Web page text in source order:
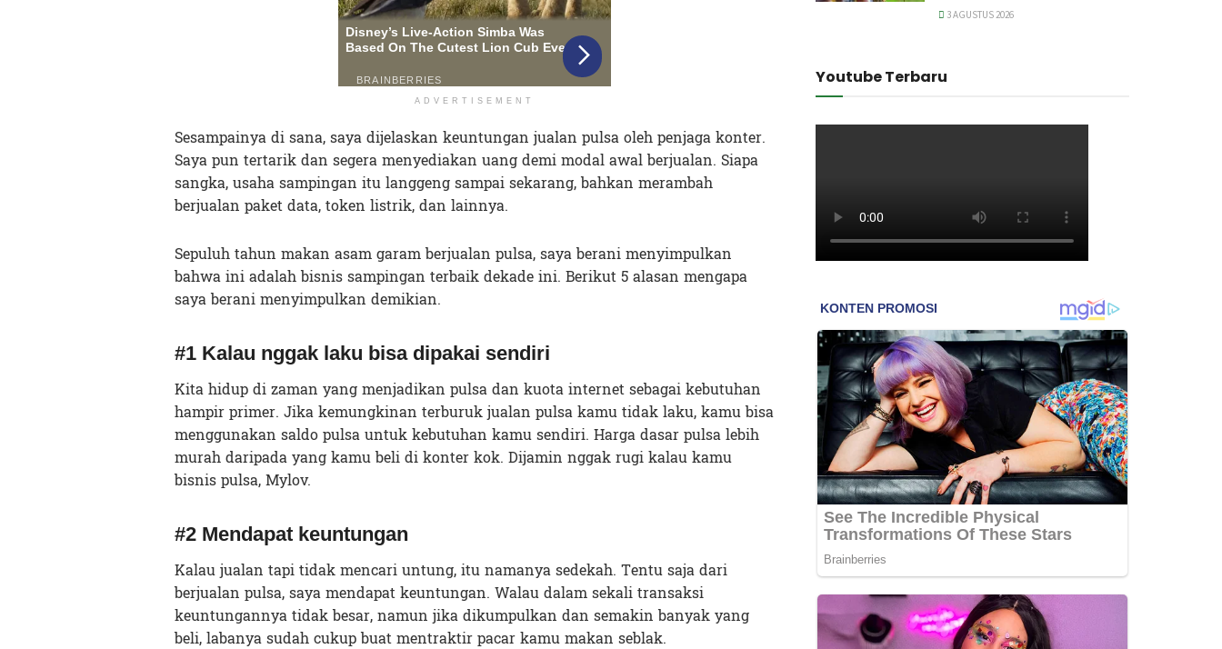
ADVERTISEMENT
Sesampainya di sana, saya dijelaskan keuntungan jualan pulsa oleh penjaga konter.
Saya pun tertarik dan segera menyediakan uang demi modal awal berjualan. Siapa
sangka, usaha sampingan itu langgeng sampai sekarang, bahkan merambah
berjualan paket data, token listrik, dan lainnya.
Sepuluh tahun makan asam garam berjualan pulsa, saya berani menyimpulkan
bahwa ini adalah bisnis sampingan terbaik dekade ini. Berikut 5 alasan mengapa
saya berani menyimpulkan demikian.
#1 Kalau nggak laku bisa dipakai sendiri
Kita hidup di zaman yang menjadikan pulsa dan kuota internet sebagai kebutuhan
hampir primer. Jika kemungkinan terburuk jualan pulsa kamu tidak laku, kamu bisa
menggunakan saldo pulsa untuk kebutuhan kamu sendiri. Harga dasar pulsa lebih
murah daripada yang kamu beli di konter kok. Dijamin nggak rugi kalau kamu
bisnis pulsa, Mylov.
#2 Mendapat keuntungan
Kalau jualan tapi tidak mencari untung, itu namanya sedekah. Tentu saja dari
berjualan pulsa, saya mendapat keuntungan. Walau dalam sekali transaksi
keuntungannya tidak besar, namun jika dikumpulkan dan semakin banyak yang
beli, labanya sudah cukup buat mentraktir pacar kamu makan seblak.
3 AGUSTUS 2026
Youtube Terbaru